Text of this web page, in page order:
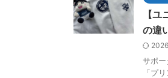
【
の違
サポ
「プ